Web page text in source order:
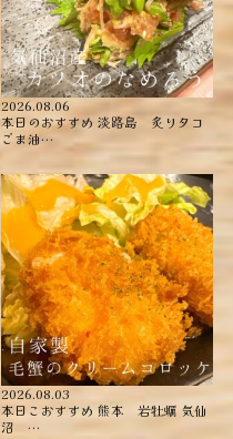
2026.08.06
本日のおすすめ ︎淡路島 炙りタコ
ごま油…
2026.08.03
本日こおすすめ ︎熊本 岩牡蠣 ︎気仙
沼 …